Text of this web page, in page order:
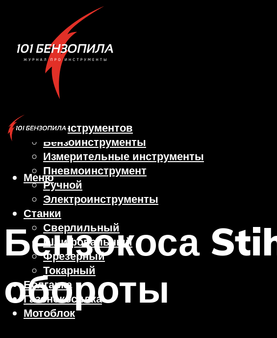
Виды инструментов
Бензоинструменты
Измерительные инструменты
Пневмоинструмент
Ручной
Электроинструменты
Станки
Сверлильный
Шлифовальный
Фрезерный
Токарный
Болгарка
Газонокосилка
Мотоблок
Меню
Бензокоса
обороты